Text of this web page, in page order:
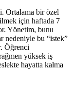
Ortalama bir özel
için haftada 7
Yönetim, bunu
nedeniyle bu “istek”
Öğrenci
yüksek iş
hayatta kalma